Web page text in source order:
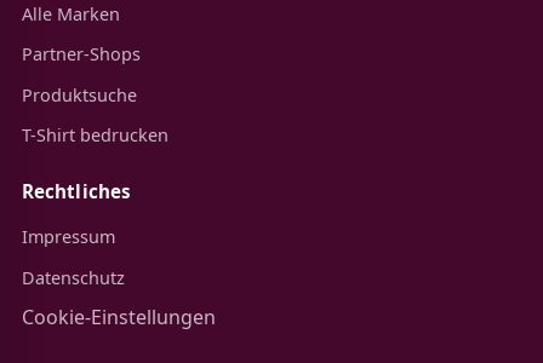
Alle Marken
Partner-Shops
Produktsuche
T-Shirt bedrucken
Rechtliches
Impressum
Datenschutz
Cookie-Einstellungen